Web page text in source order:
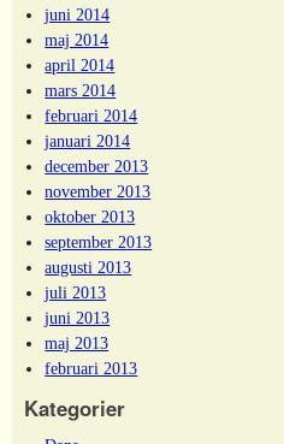
juni 2014
maj 2014
april 2014
mars 2014
februari 2014
januari 2014
december 2013
november 2013
oktober 2013
september 2013
augusti 2013
juli 2013
juni 2013
maj 2013
februari 2013
Kategorier